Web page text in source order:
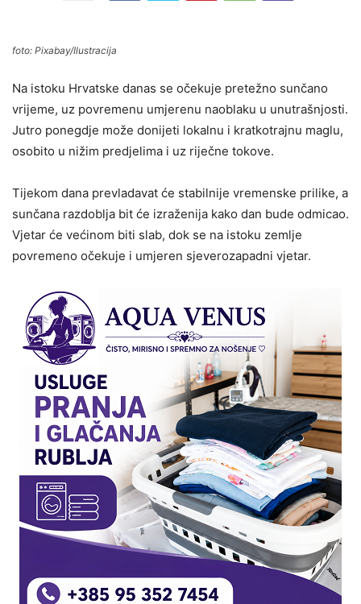
foto: Pixabay/Ilustracija
Na istoku Hrvatske danas se očekuje pretežno sunčano
vrijeme, uz povremenu umjerenu naoblaku u unutrašnjosti.
Jutro ponegdje može donijeti lokalnu i kratkotrajnu maglu,
osobito u nižim predjelima i uz riječne tokove.
Tijekom dana prevladavat će stabilnije vremenske prilike, a
sunčana razdoblja bit će izraženija kako dan bude odmicao.
Vjetar će većinom biti slab, dok se na istoku zemlje
povremeno očekuje i umjeren sjeverozapadni vjetar.